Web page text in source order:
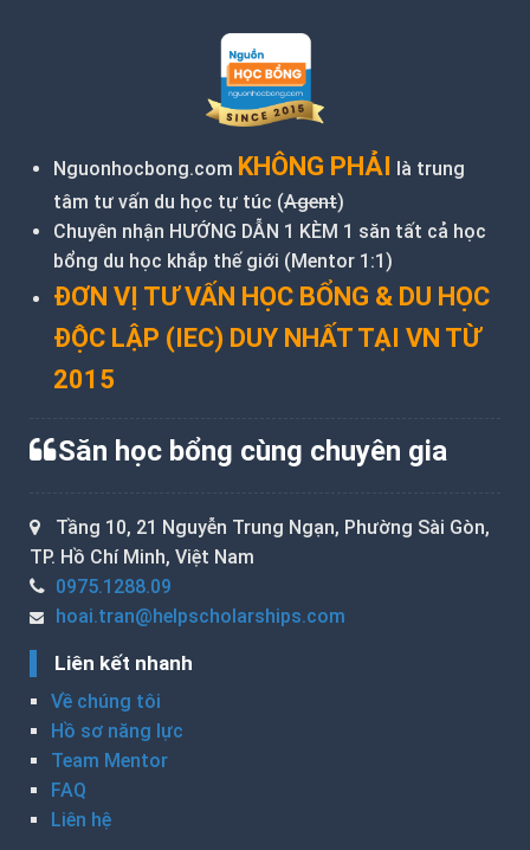
Nguonhocbong.com KHÔNG PHẢI là trung
tâm tư vấn du học tự túc (Agent)
Chuyên nhận HƯỚNG DẪN 1 KÈM 1 săn tất cả học
bổng du học khắp thế giới (Mentor 1:1)
ĐƠN VỊ TƯ VẤN HỌC BỔNG & DU HỌC
ĐỘC LẬP (IEC) DUY NHẤT TẠI VN TỪ
2015
Săn học bổng cùng chuyên gia
Tầng 10, 21 Nguyễn Trung Ngạn, Phường Sài Gòn,
TP. Hồ Chí Minh, Việt Nam
0975.1288.09
hoai.tran@helpscholarships.com
Liên kết nhanh
Về chúng tôi
Hồ sơ năng lực
Team Mentor
FAQ
Liên hệ